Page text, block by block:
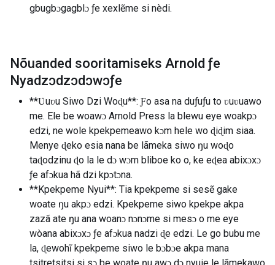
gbugbɔgagblɔ ƒe xexlẽme si nèdi.
Nõuanded sooritamiseks Arnold ƒe
Nyadzɔdzɔdɔwɔƒe
**Ʋuʋu Siwo Dzi Woɖu**: Ƒo asa na duƒuƒu to ʋuʋuawo
me. Ele be woawɔ Arnold Press la blewu eye woakpɔ
edzi, ne wole kpekpemeawo kɔm hele wo ɖiɖim siaa.
Menye ɖeko esia nana be lãmeka siwo ŋu woɖo
taɖodzinu ɖo la le dɔ wɔm bliboe ko o, ke eɖea abixɔxɔ
ƒe afɔkua hã dzi kpɔtɔna.
**Kpekpeme Nyui**: Tia kpekpeme si sesẽ gake
woate ŋu akpɔ edzi. Kpekpeme siwo kpekpe akpa
zazã ate ŋu ana woanɔ nɔnɔme si mesɔ o me eye
wòana abixɔxɔ ƒe afɔkua nadzi ɖe edzi. Le go bubu me
la, ɖewohĩ kpekpeme siwo le bɔbɔe akpa mana